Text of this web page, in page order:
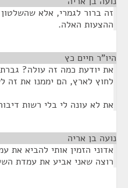
זה ברור לגמרי, אלא
ההצעות האלה.
היו"ר חיים כץ
את יודעת כמה זה עולה?
לחוץ לארץ, הם יממנו את זה
את לא עונה לי בלי רשות
נועה בן אריה
אדוני הזמין אותי להביא את
רוצה שאני אביע את עמדת